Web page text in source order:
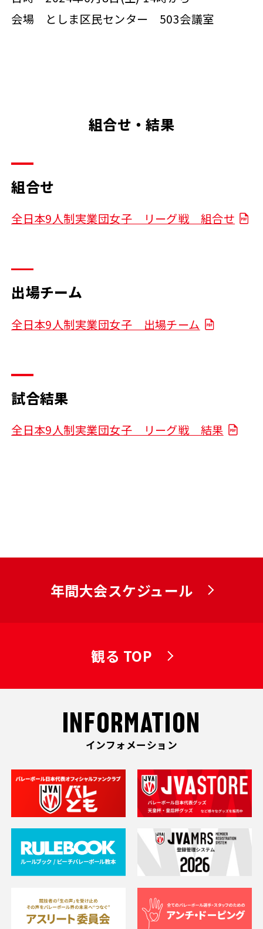
会場 としま区民センター 503会議室
組合せ・結果
組合せ
全日本9人制実業団女子 リーグ戦 組合せ
出場チーム
全日本9人制実業団女子 出場チーム
試合結果
全日本9人制実業団女子 リーグ戦 結果
年間大会スケジュール
観る TOP
INFORMATION
インフォメーション